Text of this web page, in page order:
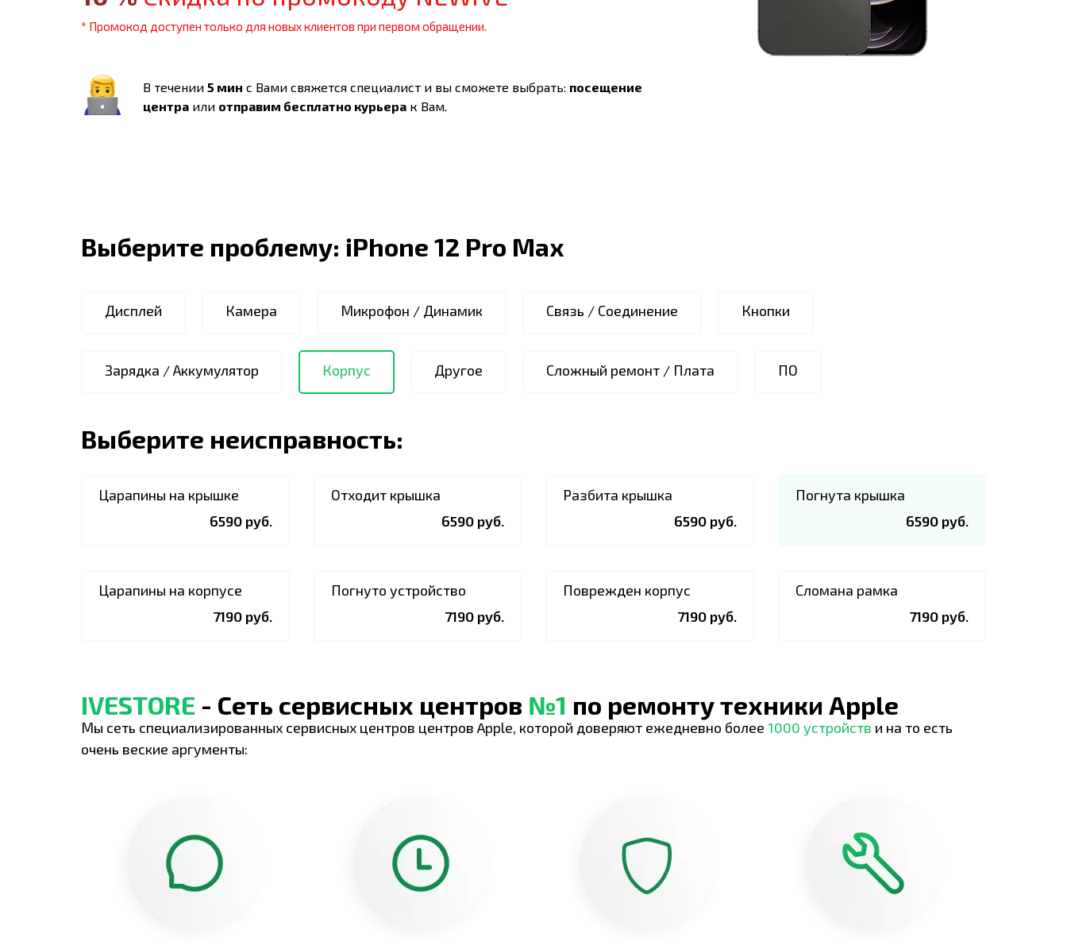
* Промокод доступен только для новых клиентов при первом обращении.
В течении 5 мин с Вами свяжется специалист и вы сможете выбрать: посещение
центра или отправим бесплатно курьера к Вам.
Выберите проблему: iPhone 12 Pro Max
Дисплей Камера Микрофон / Динамик Связь / Соединение Кнопки
Зарядка / Аккумулятор Корпус Другое Сложный ремонт / Плата ПО
Выберите неисправность:
Царапины на крышке
6590 руб.
Отходит крышка
6590 руб.
Разбита крышка
6590 руб.
Погнута крышка
6590 руб.
Царапины на корпусе
7190 руб.
Погнуто устройство
7190 руб.
Поврежден корпус
7190 руб.
Сломана рамка
7190 руб.
IVESTORE - Сеть сервисных центров №1 по ремонту техники Apple
Мы сеть специализированных сервисных центров центров Apple, которой доверяют ежедневно более 1000 устройств и на то есть
очень веские аргументы: